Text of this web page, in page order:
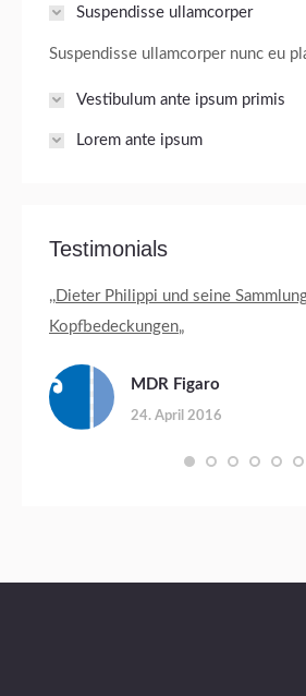
Suspendisse ullamcorper
Suspendisse ullamcorper nunc eu
Vestibulum ante ipsum primis
Lorem ante ipsum
Testimonials
,,Dieter Philippi und seine
Kopfbedeckungen„
MDR Figaro
24. April 2016